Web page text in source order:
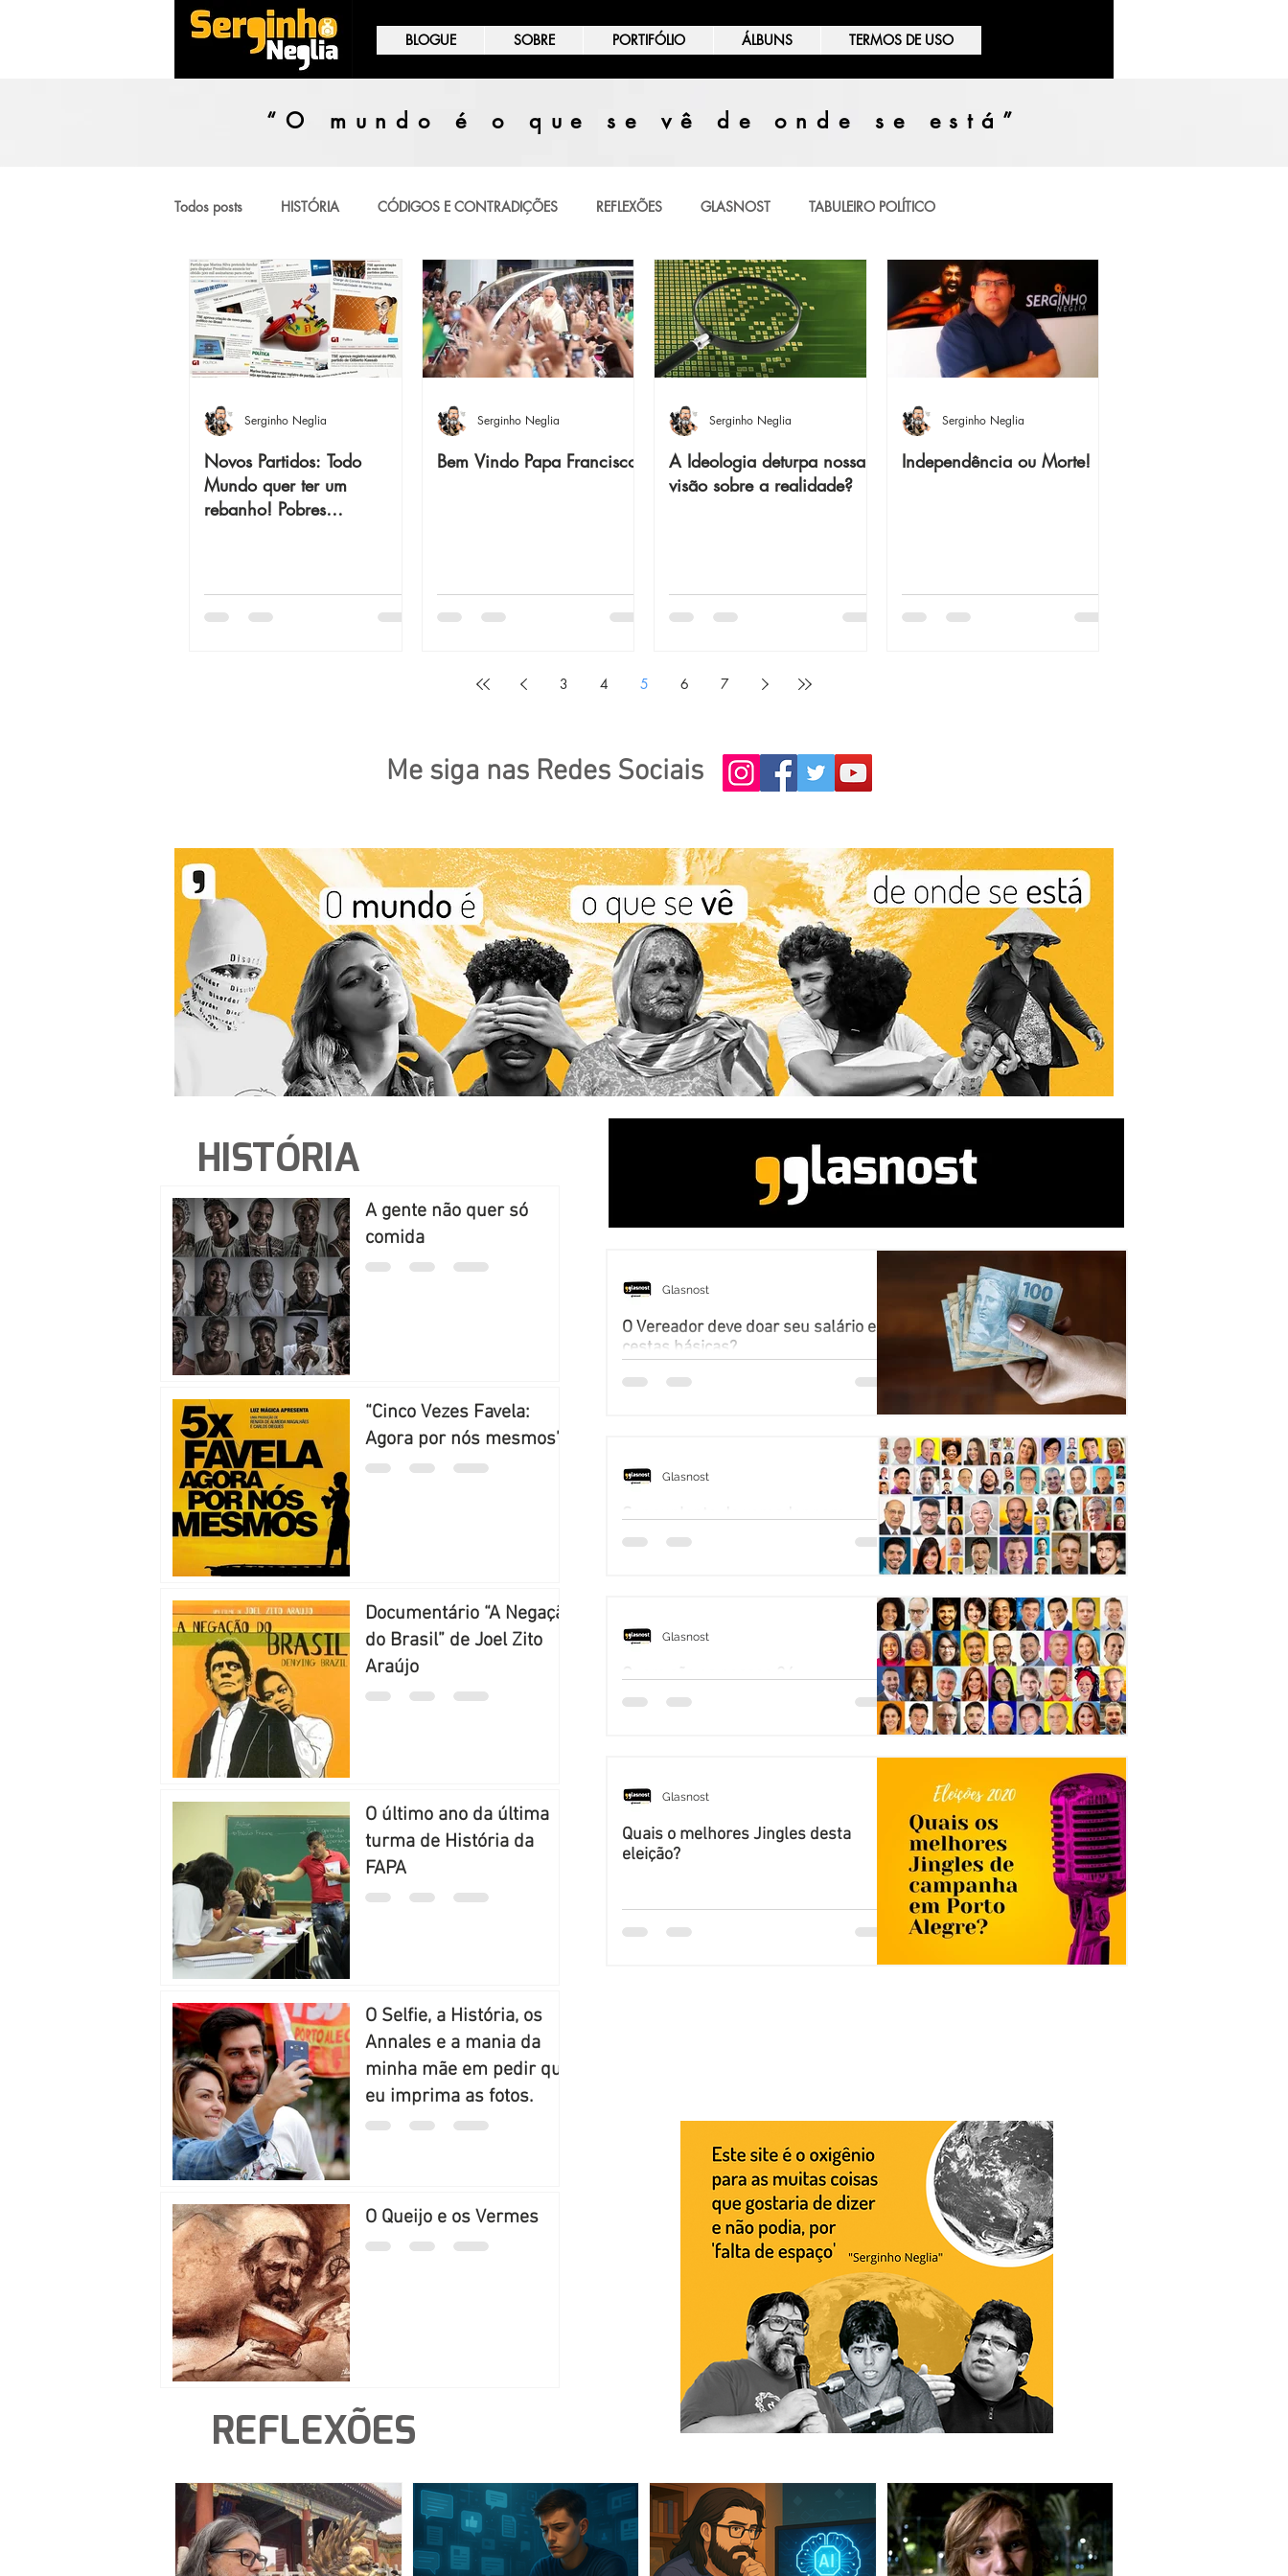
“O mundo é o que se vê de onde se está”
Todos posts HISTÓRIA CÓDIGOS E CONTRADIÇÕES REFLEXÕES GLASNOST TABULEIRO POLÍTICO
TESTEMUNHA OCULAR OPINIÃO
Novos Partidos: Todo
Mundo quer ter um
rebanho! Pobres
Serginho Neglia
Bem Vindo Papa Francisco!
Serginho Neglia
A Ideologia deturpa nossa
visão sobre a realidade?
Serginho Neglia
Independência ou Morte!
Serginho Neglia
3 4 5 6 7
Me siga nas Redes Sociais
HISTÓRIA
A gente não quer só
comida
“Cinco Vezes Favela:
Agora por nós mesmos”
Documentário “A Negação
do Brasil” de Joel Zito
Araújo
O último ano da última
turma de História da
FAPA
O Selfie, a História, os
Annales e a mania da
minha mãe em pedir que
eu imprima as fotos.
O Queijo e os Vermes
O Vereador deve doar seu salário em
cestas básicas?
Glasnost
Ser suplente de vereador nem
sempre é ruim
Glasnost
Quem são os nossos 36
representantes em Porto Alegre?
Glasnost
Quais o melhores Jingles desta
eleição?
Glasnost
REFLEXÕES
BLOGUE SOBRE PORTIFÓLIO ÁLBUNS TERMOS DE USO